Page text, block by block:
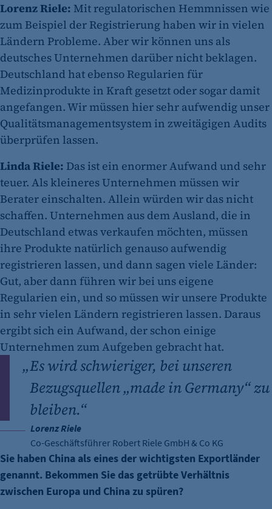
Lorenz Riele: Mit regulatorischen Hemmnissen wie
zum Beispiel der Registrierung haben wir in vielen
Ländern Probleme. Aber wir können uns als
deutsches Unternehmen darüber nicht beklagen.
Deutschland hat ebenso Regularien für
Medizinprodukte in Kraft gesetzt oder sogar damit
angefangen. Wir müssen hier sehr aufwendig unser
Qualitätsmanagementsystem in zweitägigen Audits
überprüfen lassen.
Linda Riele: Das ist ein enormer Aufwand und sehr
teuer. Als kleineres Unternehmen müssen wir
Berater einschalten. Allein würden wir das nicht
schaffen. Unternehmen aus dem Ausland, die in
Deutschland etwas verkaufen möchten, müssen
ihre Produkte natürlich genauso aufwendig
registrieren lassen, und dann sagen viele Länder:
Gut, aber dann führen wir bei uns eigene
Regularien ein, und so müssen wir unsere Produkte
in sehr vielen Ländern registrieren lassen. Daraus
ergibt sich ein Aufwand, der schon einige
Unternehmen zum Aufgeben gebracht hat.
„Es wird schwieriger, bei unseren
Bezugsquellen „made in Germany“ zu
bleiben.“
Lorenz Riele
Co-Geschäftsführer Robert Riele GmbH & Co KG
Sie haben China als eines der wichtigsten Exportländer
genannt. Bekommen Sie das getrübte Verhältnis
zwischen Europa und China zu spüren?